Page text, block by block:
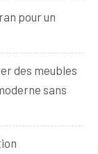
pour un
des meubles
sans